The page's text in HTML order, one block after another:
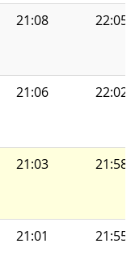
21:08 22:05
21:06 22:02
21:03 21:58
21:01 21:55